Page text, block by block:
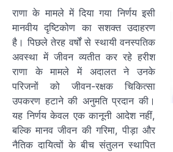
राणा के मामले में दिया गया निर्णय इसी
मानवीय दृष्टिकोण का सशक्त उदाहरण
है। पिछले तेरह वर्षों से स्थायी वनस्पतिक
अवस्था में जीवन व्यतीत कर रहे हरीश
राणा के मामले में अदालत ने उनके
परिजनों को जीवन-रक्षक चिकित्सा
उपकरण हटाने की अनुमति प्रदान की।
यह निर्णय केवल एक कानूनी आदेश नहीं,
बल्कि मानव जीवन की गरिमा, पीड़ा और
नैतिक दायित्वों के बीच संतुलन स्थापित